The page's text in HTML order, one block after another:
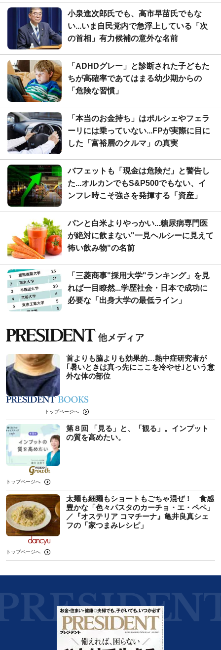
小泉進次郎氏でも、高市早苗氏でもな
い...いま自民党内で急浮上している「次
の首相」有力候補の意外な名前
「ADHDグレー」と診断された子どもた
ちが高確率であてはまる幼少期からの
「危険な習慣」
「本当のお金持ち」はポルシェやフェラ
ーリには乗っていない...FPが実際に目に
した「富裕層のクルマ」の真実
バフェットも「現金は危険だ」と警告し
た...オルカンでもS&P500でもない、イ
ンフレ時こそ強さを発揮する「資産」
パンと白米よりやっかい...糖尿病専門医
が絶対に飲まない"一見ヘルシーに見えて
怖い飲み物"の名前
「三菱商事"採用大学"ランキング」を見
れば一目瞭然...学歴社会・日本で成功に
必要な「出身大学の最低ライン」
首よりも脇よりも効果的…熱中症研究者が
｢暑いときは真っ先にここを冷やせ｣という意
外な体の部位
トップページへ
第８回 「見る」と、「観る」。インプット
の質を高めたい。
トップページへ
太麺も細麺もショートもごちゃ混ぜ！ 食感
豊かな「色々パスタのカーチョ・エ・ペペ」
／『オステリア コマチーナ』亀井良真シェ
フの「家つまみレシピ」
トップページへ